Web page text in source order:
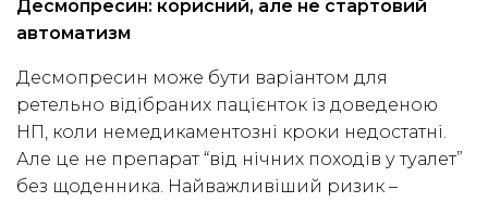
Десмопресин: корисний, але не стартовий
автоматизм
Десмопресин може бути варіантом для
ретельно відібраних пацієнток із доведеною
НП, коли немедикаментозні кроки недостатні.
Але це не препарат “від нічних походів у туалет”
без щоденника. Найважливіший ризик –